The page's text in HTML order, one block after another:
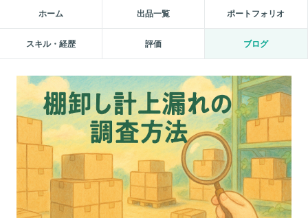
ホーム 出品一覧 ポートフォリオ
スキル・経歴 評価 ブログ